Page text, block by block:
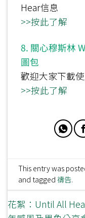
Hear信息
>>按此了解
8. 關心穆斯林
圖包
歡迎大家下載
>>按此了解
This entry was
and tagged禱告.
花絮：Until All